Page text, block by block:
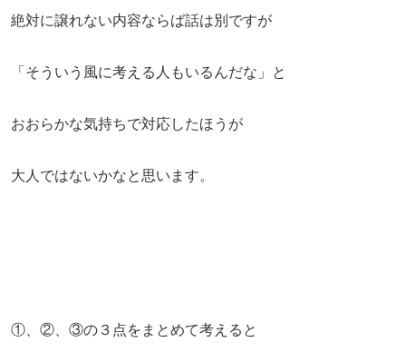
絶対に譲れない内容ならば話は別ですが
「そういう風に考える人もいるんだな」と
おおらかな気持ちで対応したほうが
大人ではないかなと思います。
①、②、③の３点をまとめて考えると